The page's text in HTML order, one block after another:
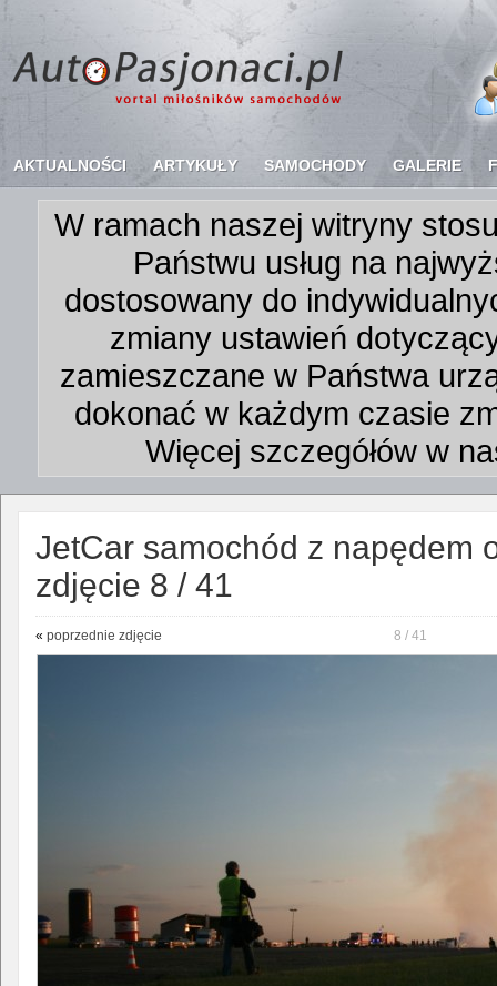
AKTUALNOŚCI ARTYKUŁY SAMOCHODY GALERIE
W ramach naszej witryny
Państwu usług na
dostosowany do
zmiany ustawień
zamieszczane w Państwa
dokonać w każdym czasie
Więcej szczegółów w
JetCar samochód z napędem
zdjęcie 8 / 41
« poprzednie zdjęcie 8 / 41